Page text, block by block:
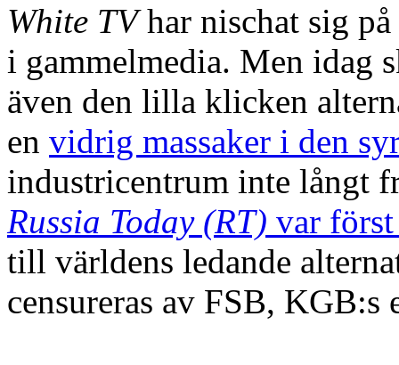
White TVhar nischat sig
i gammelmedia. Men idag
även den lilla klicken
en vidrig massaker i den
industricentrum inte långt
Russia Today (RT) var
till världens ledande
censureras av FSB, KGB:s